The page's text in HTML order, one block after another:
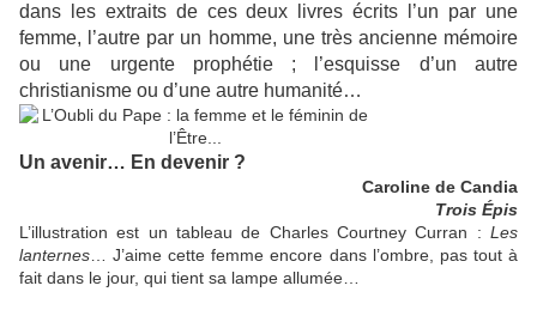
dans les extraits de ces deux livres écrits l’un par une
femme, l’autre par un homme, une très ancienne mémoire
ou une urgente prophétie ; l’esquisse d’un autre
christianisme ou d’une autre humanité…
Un avenir… En devenir ?
Caroline de Candia
Trois Épis
L’illustration est un tableau de Charles Courtney Curran : Les
lanternes … J’aime cette femme encore dans l’ombre, pas tout à
fait dans le jour, qui tient sa lampe allumée…